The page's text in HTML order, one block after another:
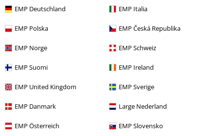
EMP Deutschland EMP Italia
EMP Polska EMP Česká Republika
EMP Norge EMP Schweiz
EMP Suomi EMP Ireland
EMP United Kingdom EMP Sverige
EMP Danmark Large Nederland
EMP Österreich EMP Slovensko
Stock faible Enfants -25 %
Stock faible